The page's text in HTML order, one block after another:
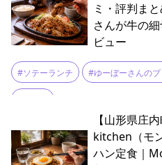
ミ・評判ま
さんが牛の
ビュー
#ソテーランチ #ゆーぼーさんの
【山形県庄
kitchen（モ
ハン定食｜